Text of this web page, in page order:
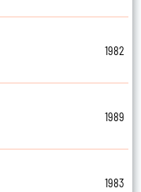
1982
1989
1983